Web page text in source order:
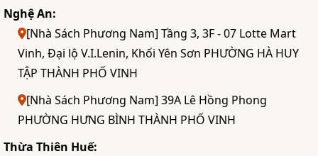
Nghệ An:
[Nhà Sách Phương Nam] Tầng 3, 3F - 07 Lotte Mart
Vinh, Đại lộ V.I.Lenin, Khối Yên Sơn PHƯỜNG HÀ HUY
TẬP THÀNH PHỐ VINH
[Nhà Sách Phương Nam] 39A Lê Hồng Phong
PHƯỜNG HƯNG BÌNH THÀNH PHỐ VINH
Thừa Thiên Huế: